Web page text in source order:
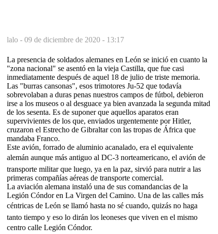
lalo - 09 de diciembre de 2020 - 13:17
La presencia de soldados alemanes en León se inició en cuanto la
"zona nacional" se asentó en la vieja Castilla, que fue casi
inmediatamente después de aquel 18 de julio de triste memoria.
Las "burras cansonas", esos trimotores Ju-52 que todavía
sobrevolaban a duras penas nuestros campos de fútbol, debieron
irse a los museos o al desguace ya bien avanzada la segunda mitad
de los sesenta. Es de suponer que aquellos aparatos eran
supervivientes de los que, enviados urgentemente por Hitler,
cruzaron el Estrecho de Gibraltar con las tropas de África que
mandaba Franco.
Este avión, forrado de aluminio acanalado, era el equivalente
alemán aunque más antiguo al DC-3 norteamericano, el avión de
transporte militar que luego, ya en la paz, sirvió para nutrir a las
primeras compañías aéreas de transporte comercial.
La aviación alemana instaló una de sus comandancias de la
Legión Cóndor en La Virgen del Camino. Una de las calles más
céntricas de León se llamó hasta no sé cuando, quizás no haga
tanto tiempo y eso lo dirán los leoneses que viven en el mismo
centro calle Legión Cóndor.